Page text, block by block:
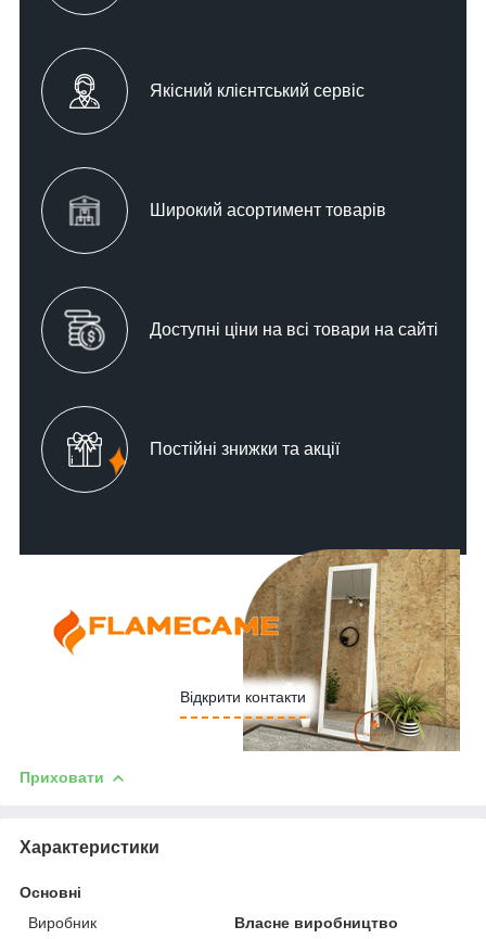
Якісний клієнтський сервіс
Широкий асортимент товарів
Доступні ціни на всі товари на сайті
Постійні знижки та акції
Відкрити контакти
Приховати
Характеристики
Основні
Виробник
Власне виробництво